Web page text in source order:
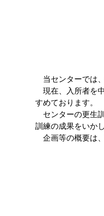
当センターでは
現在、入所者を
すめております。
センターの更生
訓練の成果をいか
企画等の概要は